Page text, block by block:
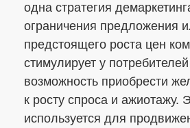
одна стратегия
ограничения предложения
предстоящего роста цен
стимулирует у
возможность приобрести
к росту спроса и ажиотажу.
используется для